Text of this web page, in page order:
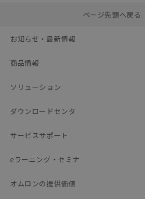
括ダウンロード
ページ先頭へ戻る
お知らせ・最新情報
商品情報
ソリューション
ダウンロードセンタ
サービスサポート
eラーニング・セミナ
オムロンの提供価値